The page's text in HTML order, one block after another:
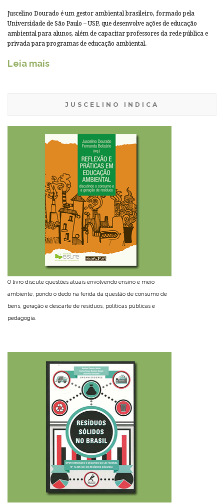
Juscelino Dourado é um gestor ambiental brasileiro, formado pela
Universidade de São Paulo – USP, que desenvolve ações de educação
ambiental para alunos, além de capacitar professores da rede pública e
privada para programas de educação ambiental.
Leia mais
JUSCELINO INDICA
O livro discute questões atuais envolvendo ensino e meio
ambiente, pondo o dedo na ferida da questão de consumo de
bens, geração e descarte de resíduos, políticas públicas e
pedagogia.